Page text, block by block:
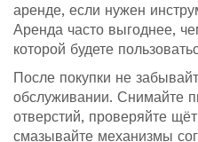
аренде, если нужен
Аренда часто выгоднее,
которой будете
После покупки не
обслуживании. Снимайте
отверстий, проверяйте
смазывайте механизмы